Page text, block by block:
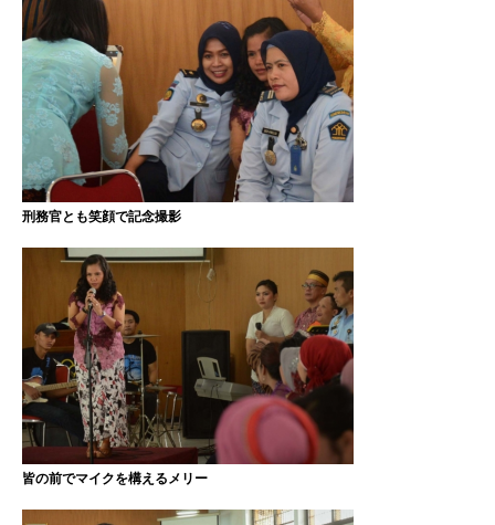
刑務官とも笑顔で記念撮影
皆の前でマイクを構えるメリー